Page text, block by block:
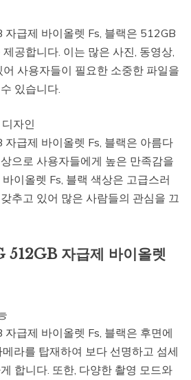
급제 바이올렛 Fs, 블랙은 512GB
공합니다. 이는 많은 사진, 동영상,
사용자들이 필요한 소중한 파일을
있습니다.
자인
급제 바이올렛 Fs, 블랙은 아름다
으로 사용자들에게 높은 만족감을
이올렛 Fs, 블랙 색상은 고급스러
추고 있어 많은 사람들의 관심을 끄
512GB 자급제 바이올렛
급제 바이올렛 Fs, 블랙은 후면에
라를 탑재하여 보다 선명하고 섬세
합니다. 또한, 다양한 촬영 모드와